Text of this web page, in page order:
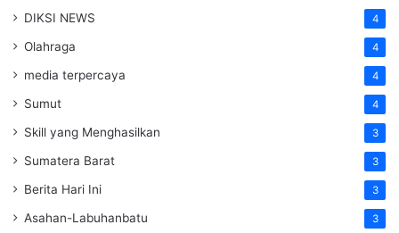
DIKSI NEWS 4
Olahraga 4
media terpercaya 4
Sumut 4
Skill yang Menghasilkan 3
Sumatera Barat 3
Berita Hari Ini 3
Asahan-Labuhanbatu 3